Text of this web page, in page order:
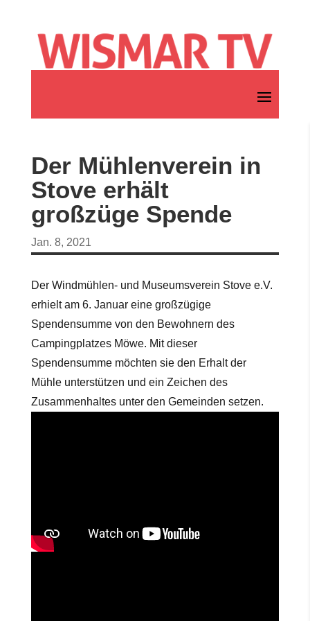
Der Mühlenverein in
Stove erhält
großzüge Spende
Jan. 8, 2021
Der Windmühlen- und Museumsverein Stove e.V.
erhielt am 6. Januar eine großzügige
Spendensumme von den Bewohnern des
Campingplatzes Möwe. Mit dieser
Spendensumme möchten sie den Erhalt der
Mühle unterstützen und ein Zeichen des
Zusammenhaltes unter den Gemeinden setzen.